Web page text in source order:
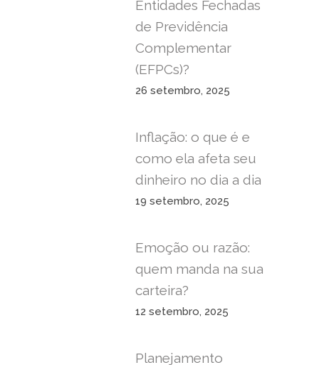
Entidades Fechadas
de Previdência
Complementar
(EFPCs)?
26 setembro, 2025
Inflação: o que é e
como ela afeta seu
dinheiro no dia a dia
19 setembro, 2025
Emoção ou razão:
quem manda na sua
carteira?
12 setembro, 2025
Planejamento